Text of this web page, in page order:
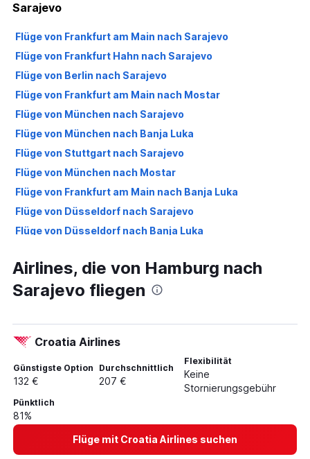
Sarajevo
Flüge von Frankfurt am Main nach Sarajevo
Flüge von Frankfurt Hahn nach Sarajevo
Flüge von Berlin nach Sarajevo
Flüge von Frankfurt am Main nach Mostar
Flüge von München nach Sarajevo
Flüge von München nach Banja Luka
Flüge von Stuttgart nach Sarajevo
Flüge von München nach Mostar
Flüge von Frankfurt am Main nach Banja Luka
Flüge von Düsseldorf nach Sarajevo
Flüge von Düsseldorf nach Banja Luka
Flüge von Memmingen nach Sarajevo
Flüge von Köln nach Sarajevo
Flüge von Berlin nach Mostar
Flüge von Hannover nach Sarajevo
Flüge von Memmingen nach Tuzla
Flüge von Nürnberg nach Sarajevo
Flüge von Hamburg nach Tuzla
Flüge von Karlsruhe nach Sarajevo
Flüge von Dortmund nach Sarajevo
Airlines, die von Hamburg nach
Sarajevo fliegen
Croatia Airlines
Günstigste Option
132 €
Durchschnittlich
207 €
Flexibilität
Keine
Stornierungsgebühr
Pünktlich
81%
Flüge mit Croatia Airlines suchen